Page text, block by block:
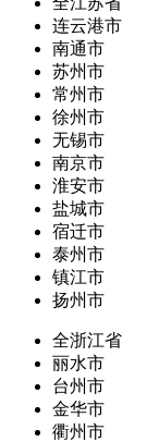
连云港市
南通市
苏州市
常州市
徐州市
无锡市
南京市
淮安市
盐城市
宿迁市
泰州市
镇江市
扬州市
全浙江省
丽水市
台州市
金华市
衢州市